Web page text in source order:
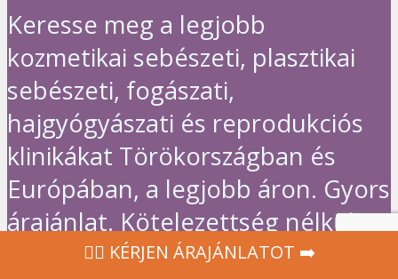
Keresse meg a legjobb
kozmetikai sebészeti, plasztikai
sebészeti, fogászati,
hajgyógyászati és reprodukciós
klinikákat Törökországban és
Európában, a legjobb áron. Gyors
árajánlat. Kötelezettség nélkül.
‍👩‍⚕ KÉRJEN ÁRAJÁNLATOT ➡️